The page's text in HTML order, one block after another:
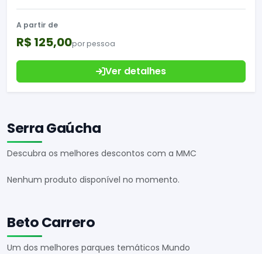
A partir de
R$ 125,00por pessoa
Ver detalhes
Serra Gaúcha
Descubra os melhores descontos com a MMC
Nenhum produto disponível no momento.
Beto Carrero
Um dos melhores parques temáticos Mundo